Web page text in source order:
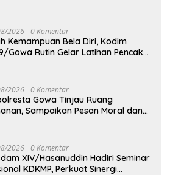
2026 0 Komentar
Kemampuan Bela Diri, Kodim
Gowa Rutin Gelar Latihan Pencak
2026 0 Komentar
Gowa Tinjau Ruang
Sampaikan Pesan Moral dan
2026 0 Komentar
XIV/Hasanuddin Hadiri Seminar
KDKMP, Perkuat Sinergi